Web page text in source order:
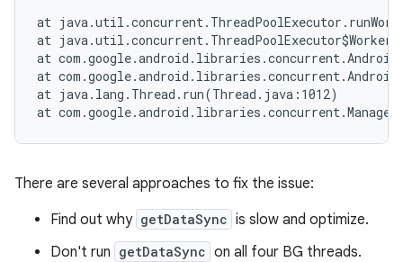
at
at
at
at
at java.lang.Thread.run(Thread.java:1012)
There are several approaches to fix the issue:
Find out why getDataSync is slow and optimize.
Don't run getDataSync on all four BG threads.